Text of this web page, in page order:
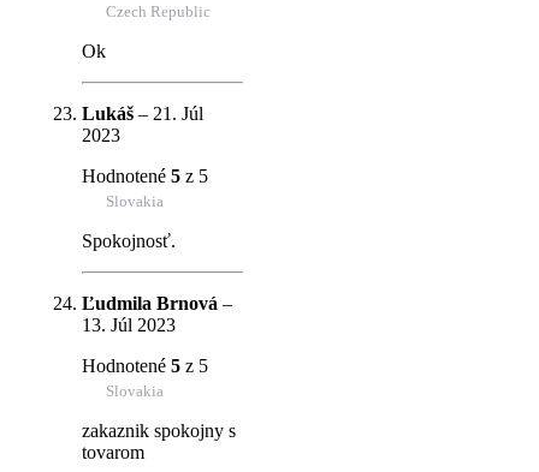
Czech Republic
Ok
Lukáš – 21. Júl
2023
Hodnotené 5 z 5
Slovakia
Spokojnosť.
Ľudmila Brnová –
13. Júl 2023
Hodnotené 5 z 5
Slovakia
zakaznik spokojny s
tovarom